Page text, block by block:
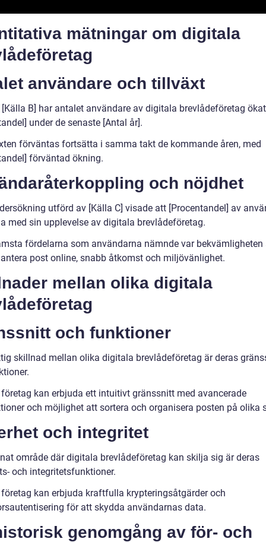
mätningar om digitala
användare och tillväxt
B] har antalet användare av digitala brevlådeföretag
under de senaste [Antal år].
förväntas fortsätta i samma takt de kommande åren, med
förväntad ökning.
och nöjdhet
utförd av [Källa C] visade att [Procentandel] av
med sin upplevelse av digitala brevlådeföretag.
fördelarna som användarna nämnde var bekvämligheten
post online, snabb åtkomst och miljövänlighet.
mellan olika digitala
och funktioner
skillnad mellan olika digitala brevlådeföretag är deras
kan erbjuda ett intuitivt gränssnitt med avancerade
och möjlighet att sortera och organisera posten på olika
och integritet
område där digitala brevlådeföretag kan skilja sig är deras
och integritetsfunktioner.
kan erbjuda kraftfulla krypteringsåtgärder och
för att skydda användarnas data.
genomgång av för- och